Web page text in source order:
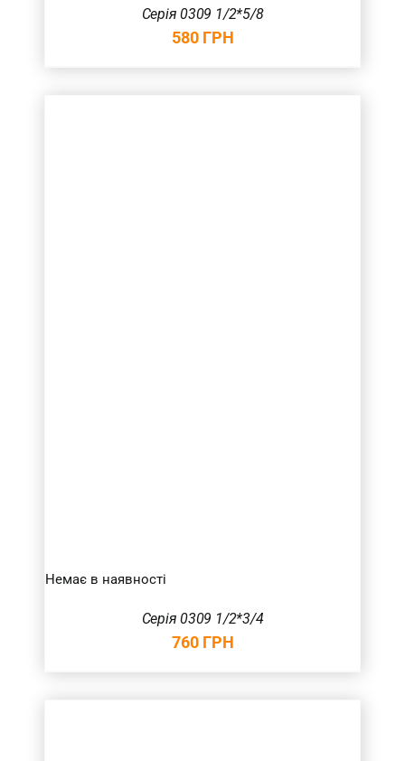
Серія 0309 1/2*5/8
580 ГРН
Немає в наявності
Серія 0309 1/2*3/4
760 ГРН